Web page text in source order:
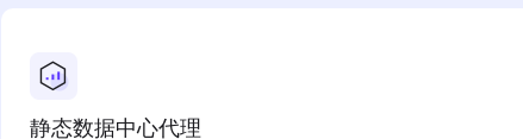
静态数据中心代理